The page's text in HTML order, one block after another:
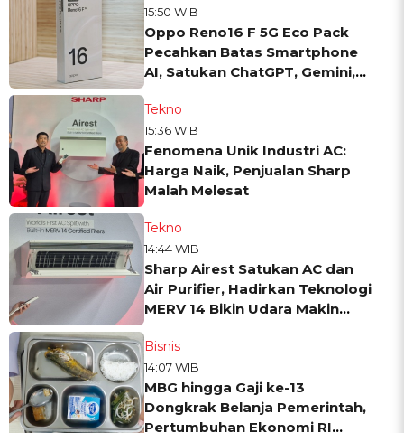
15:50 WIB
Oppo Reno16 F 5G Eco Pack
Pecahkan Batas Smartphone
AI, Satukan ChatGPT, Gemini,
Tekno
15:36 WIB
Fenomena Unik Industri AC:
Harga Naik, Penjualan Sharp
Malah Melesat
Tekno
14:44 WIB
Sharp Airest Satukan AC dan
Air Purifier, Hadirkan Teknologi
MERV 14 Bikin Udara Makin
Bisnis
14:07 WIB
MBG hingga Gaji ke-13
Dongkrak Belanja Pemerintah,
Pertumbuhan Ekonomi RI